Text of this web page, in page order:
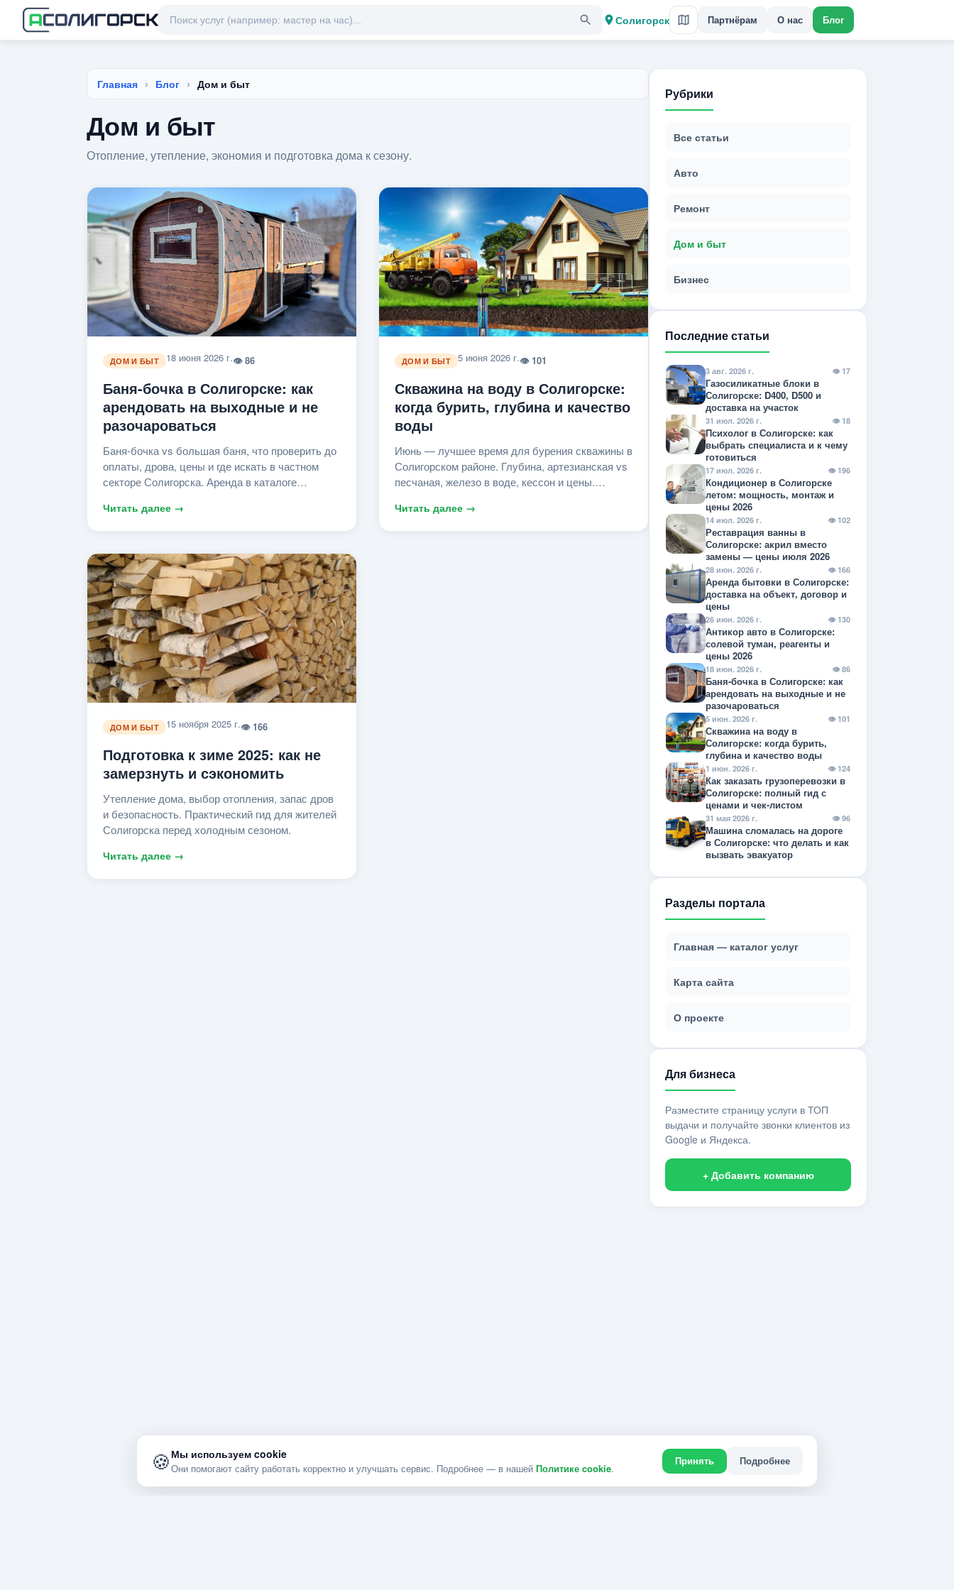
Солигорск Партнёрам О нас Блог
Главная Блог Дом и быт
Дом и быт
Отопление, утепление, экономия и подготовка дома к сезону.
ДОМ И БЫТ 18 июня 2026 г.👁 86
Баня-бочка в Солигорске: как
арендовать на выходные и не
разочароваться
Баня-бочка vs большая баня, что проверить до
оплаты, дрова, цены и где искать в частном
секторе Солигорска. Аренда в каталоге
Читать далее →
ДОМ И БЫТ 5 июня 2026 г.👁 101
Скважина на воду в Солигорске:
когда бурить, глубина и качество
воды
Июнь — лучшее время для бурения скважины в
Солигорском районе. Глубина, артезианская vs
песчаная, железо в воде, кессон и цены.
Читать далее →
ДОМ И БЫТ 15 ноября 2025 г.👁 166
Подготовка к зиме 2025: как не
замерзнуть и сэкономить
Утепление дома, выбор отопления, запас дров
и безопасность. Практический гид для жителей
Солигорска перед холодным сезоном.
Читать далее →
Рубрики
Все статьи
Авто
Ремонт
Дом и быт
Бизнес
Последние статьи
3 авг. 2026 г. 👁 17
Газосиликатные блоки в
Солигорске: D400, D500 и
доставка на участок
31 июл. 2026 г. 👁 18
Психолог в Солигорске: как
выбрать специалиста и к чему
готовиться
17 июл. 2026 г. 👁 196
Кондиционер в Солигорске
летом: мощность, монтаж и
цены 2026
14 июл. 2026 г. 👁 102
Реставрация ванны в
Солигорске: акрил вместо
замены — цены июля 2026
28 июн. 2026 г. 👁 166
Аренда бытовки в Солигорске:
доставка на объект, договор и
цены
26 июн. 2026 г. 👁 130
Антикор авто в Солигорске:
солевой туман, реагенты и
цены 2026
18 июн. 2026 г. 👁 86
Баня-бочка в Солигорске: как
арендовать на выходные и не
разочароваться
5 июн. 2026 г. 👁 101
Скважина на воду в
Солигорске: когда бурить,
глубина и качество воды
1 июн. 2026 г. 👁 124
Как заказать грузоперевозки в
Солигорске: полный гид с
ценами и чек-листом
31 мая 2026 г. 👁 96
Машина сломалась на дороге
в Солигорске: что делать и как
вызвать эвакуатор
Разделы портала
Главная — каталог услуг
Карта сайта
О проекте
Для бизнеса
Разместите страницу услуги в ТОП
выдачи и получайте звонки клиентов из
Google и Яндекса.
+ Добавить компанию
🍪 Мы используем cookie
Они помогают сайту работать корректно и улучшать сервис. Подробнее — в нашей Политике cookie.
Принять Подробнее